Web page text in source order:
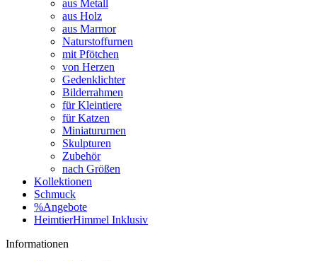
aus Metall
aus Holz
aus Marmor
Naturstoffurnen
mit Pfötchen
von Herzen
Gedenklichter
Bilderrahmen
für Kleintiere
für Katzen
Miniatururnen
Skulpturen
Zubehör
nach Größen
Kollektionen
Schmuck
%Angebote
HeimtierHimmel Inklusiv
Informationen